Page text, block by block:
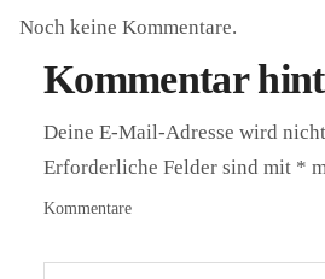
Noch keine Kommentare.
Kommentar
Deine E-Mail-Adresse wird
Erforderliche Felder sind mit *
Kommentare